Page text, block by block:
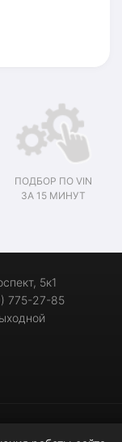
ПОДБОР ПО VIN
ЗА 15 МИНУТ
5к1
775-27-85
для иномарок